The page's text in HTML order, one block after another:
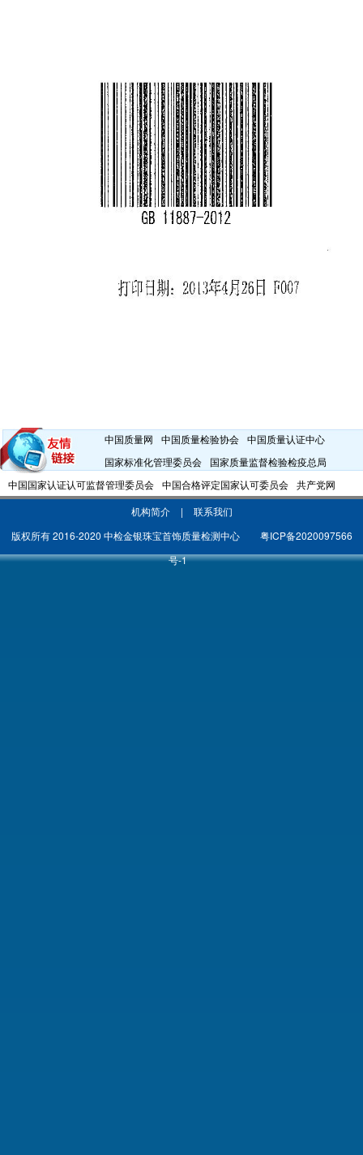
中国质量网 中国质量检验协会 中国质量认证中心
国家标准化管理委员会
国家质量监督检验检疫总局
中国国家认证认可监督管理委员会 中国合格评定国家认可委员会 共产党网
机构简介
|
联系我们
版权所有 2016-2020 中检金银珠宝首饰质量检测中心
粤ICP备2020097566
号-1